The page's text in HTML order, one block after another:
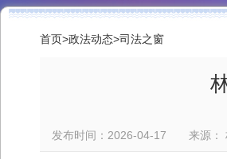
首页>政法动态>司法之窗
发布时间：2026-04-17 来源